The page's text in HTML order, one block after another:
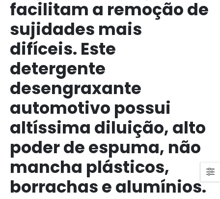
facilitam a remoção de
sujidades mais
difíceis. Este
detergente
desengraxante
automotivo possui
altíssima diluição, alto
poder de espuma, não
mancha plásticos,
borrachas e alumínios.